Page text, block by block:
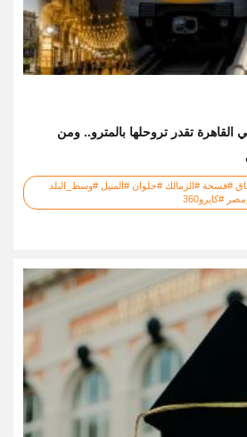
القاهرة تقدر تروحلها بالمترو.. ومن
#فسحة #الزمالك #حلوان #المنيل #وسط_البلد
#كايرو360